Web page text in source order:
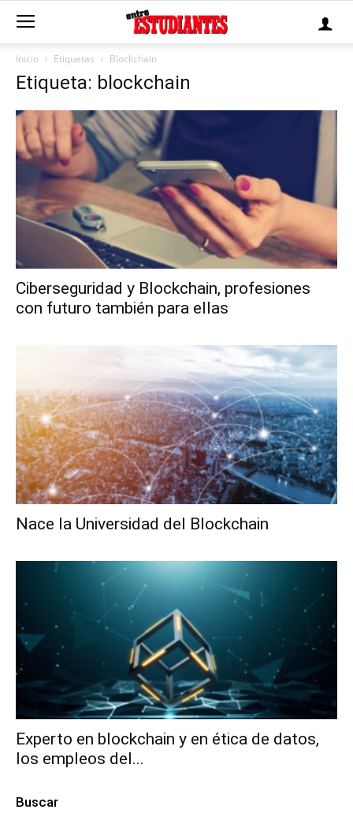
Inicio Etiquetas Blockchain
Etiqueta: blockchain
Ciberseguridad y Blockchain, profesiones
con futuro también para ellas
Nace la Universidad del Blockchain
Experto en blockchain y en ética de datos,
los empleos del...
Buscar